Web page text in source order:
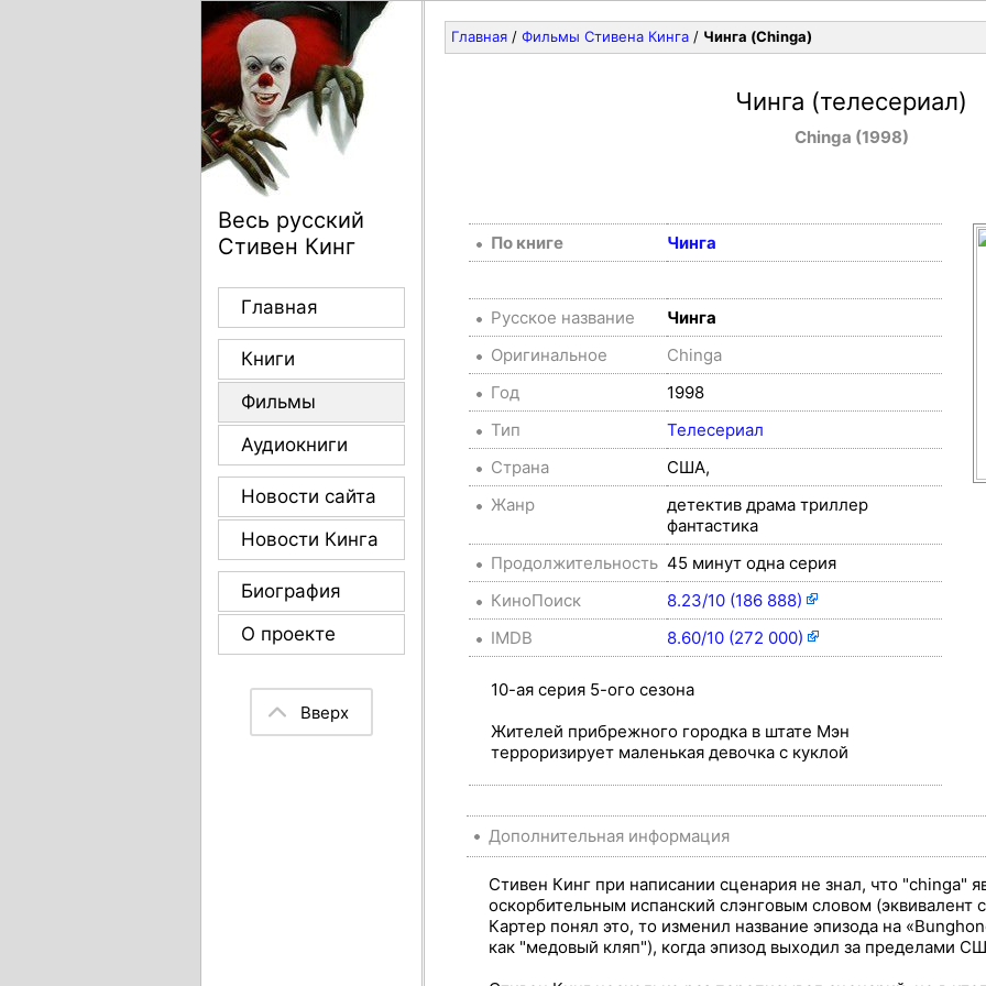
Весь русский
Стивен Кинг
Главная
Книги
Фильмы
Аудиокниги
Новости сайта
Новости Кинга
Биография
О проекте
Вверх
Главная / Фильмы Стивена Кинга / Чинга (Chinga)
Чинга (телесериал)
Chinga (1998)
По книге Чинга
Русское название
Чинга
Оригинальное
Chinga
Год
1998
Тип
Телесериал
Страна
США,
Жанр
детектив драма триллер
фантастика
Продолжительность 45 минут одна серия
КиноПоиск
8.23/10 (186 888)
IMDB
8.60/10 (272 000)
10-ая серия 5-ого сезона
Жителей прибрежного городка в штате Мэн
терроризирует маленькая девочка с куклой
Дополнительная информация
Стивен Кинг при написании сценария не знал, что "chinga"
оскорбительным испанский слэнговым словом (эквивалент
Картер понял это, то изменил название эпизода на
как "медовый кляп"), когда эпизод выходил за пределами